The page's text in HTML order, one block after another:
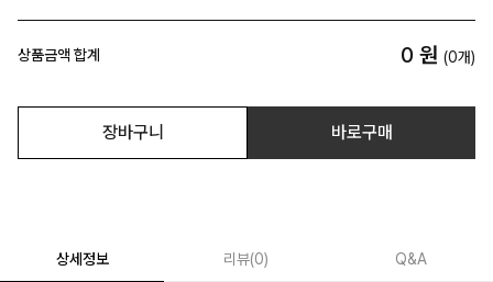
상품금액 합계 0 원 (0개)
장바구니 바로구매
상세정보 리뷰(0) Q&A